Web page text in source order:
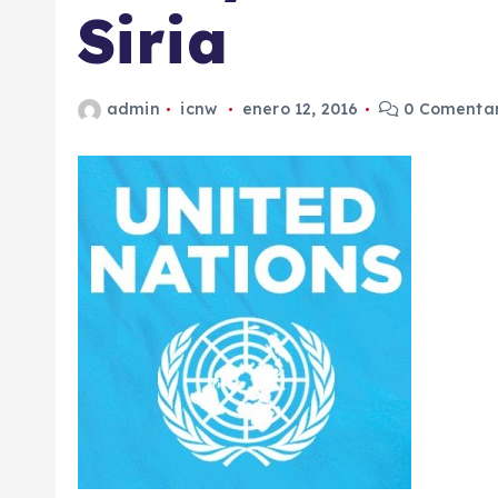
Siria
admin icnw enero 12, 2016 0